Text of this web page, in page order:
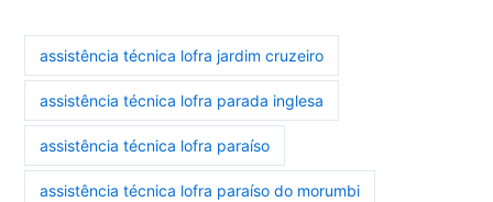
assistência técnica lofra jardim cruzeiro
assistência técnica lofra parada inglesa
assistência técnica lofra paraíso
assistência técnica lofra paraíso do morumbi